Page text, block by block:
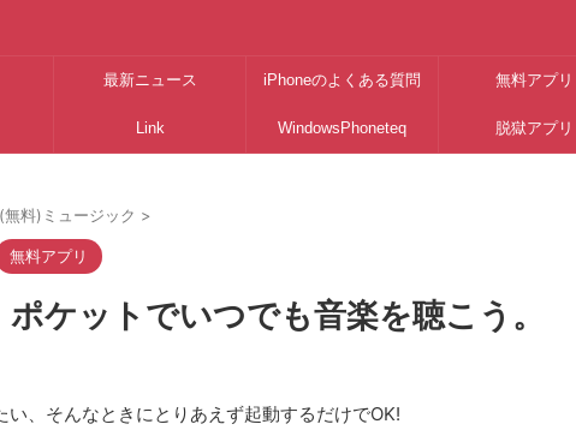
最新ニュース iPhoneのよくある質問 無料アプリ
Link WindowsPhoneteq 脱獄アプリ
(無料)ミュージック >
無料アプリ
ケットでいつでも音楽を聴こう。
い、そんなときにとりあえず起動するだけでOK!